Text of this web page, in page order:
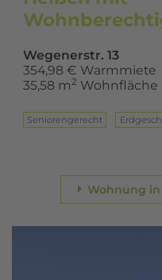
Wegenerstr. 13
354,98 € Warmmiete
35,58 m2 Wohnfläche
Seniorengerecht
Wohnung